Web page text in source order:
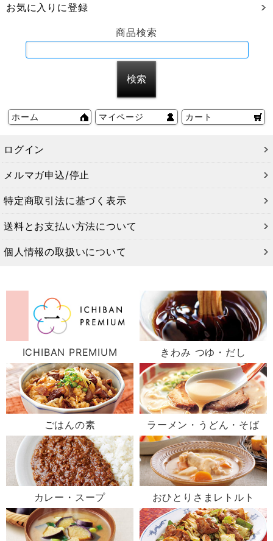
お気に入りに登録
商品検索
ホーム マイページ カート
ログイン
メルマガ申込/停止
特定商取引法に基づく表示
送料とお支払い方法について
個人情報の取扱いについて
ICHIBAN PREMIUM きわみ つゆ・だし
ごはんの素 ラーメン・うどん・そば
カレー・スープ おひとりさまレトルト